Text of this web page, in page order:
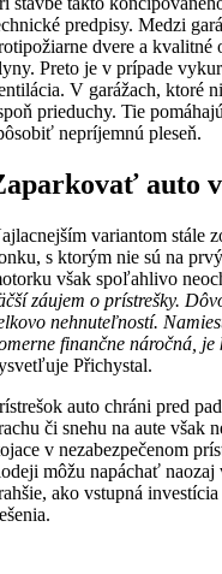
predpisy. Medzi
dvere a
Preto je v prípade
V garážach, ktoré
prieduchy. Tie
nepríjemnú pleseň.
auto
variantom stále
s ktorým nie sú na
však spoľahlivo
záujem o prístrešky.
nehnuteľností.
finančne náročná,
Přichystal.
auto chráni pred
či snehu na aute však
v nezabezpečenom
môžu napáchať
ako vstupná